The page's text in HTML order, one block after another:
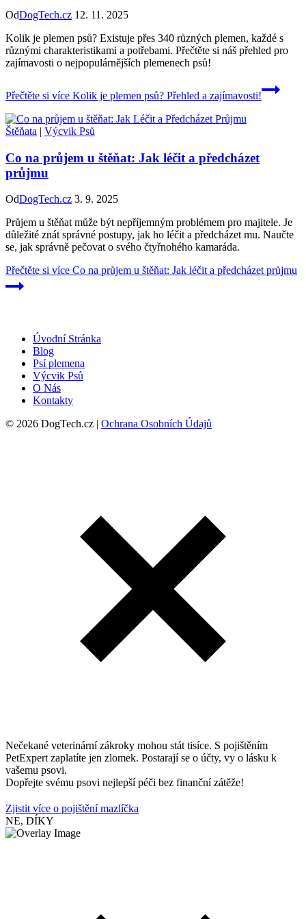
OdDogTech.cz 12. 11. 2025
Kolik je plemen psů? Existuje přes 340 různých plemen, každé s
různými charakteristikami a potřebami. Přečtěte si náš přehled pro
zajímavosti o nejpopulárnějších plemenech psů!
Přečtěte si více Kolik je plemen psů? Přehled a zajímavosti!
Štěňata | Výcvik Psů
Co na průjem u štěňat: Jak léčit a předcházet
průjmu
OdDogTech.cz 3. 9. 2025
Průjem u štěňat může být nepříjemným problémem pro majitele. Je
důležité znát správné postupy, jak ho léčit a předcházet mu. Naučte
se, jak správně pečovat o svého čtyřnohého kamaráda.
Přečtěte si více Co na průjem u štěňat: Jak léčit a předcházet průjmu
Úvodní Stránka
Blog
Psí plemena
Výcvik Psů
O Nás
Kontakty
© 2026 DogTech.cz | Ochrana Osobních Údajů
Nečekané veterinární zákroky mohou stát tisíce. S pojištěním
PetExpert zaplatíte jen zlomek. Postarají se o účty, vy o lásku k
vašemu psovi.
Dopřejte svému psovi nejlepší péči bez finanční zátěže!
Zjistit více o pojištění mazlíčka
NE, DÍKY